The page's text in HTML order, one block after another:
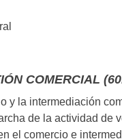
COMERCIAL
y la intermediación
de la actividad de
el comercio e